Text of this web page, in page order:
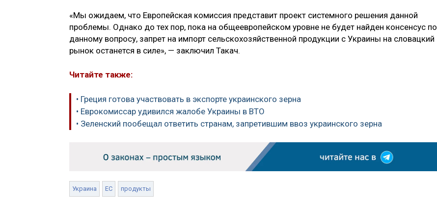
«Мы ожидаем, что Европейская комиссия представит проект системного решения данной
проблемы. Однако до тех пор, пока на общеевропейском уровне не будет найден консенсус по
данному вопросу, запрет на импорт сельскохозяйственной продукции с Украины на словацкий
рынок останется в силе», — заключил Такач.
Читайте также:
• Греция готова участвовать в экспорте украинского зерна
• Еврокомиссар удивился жалобе Украины в ВТО
• Зеленский пообещал ответить странам, запретившим ввоз украинского зерна
Украина ЕС продукты